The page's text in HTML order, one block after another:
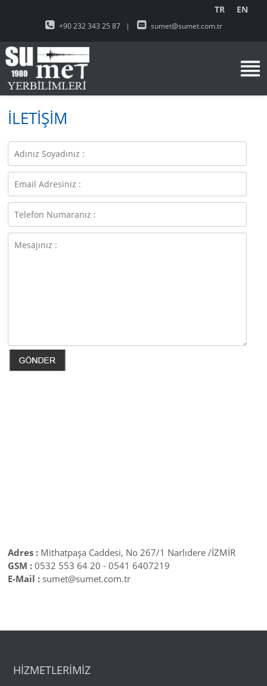
+90 232 343 25 87| sumet@sumet.com.tr
TR EN
İLETİŞİM
Adres : Mithatpaşa Caddesi, No 267/1 Narlıdere /İZMİR
GSM : 0532 553 64 20 - 0541 6407219
E-Mail :sumet@sumet.com.tr
HİZMETLERİMİZ